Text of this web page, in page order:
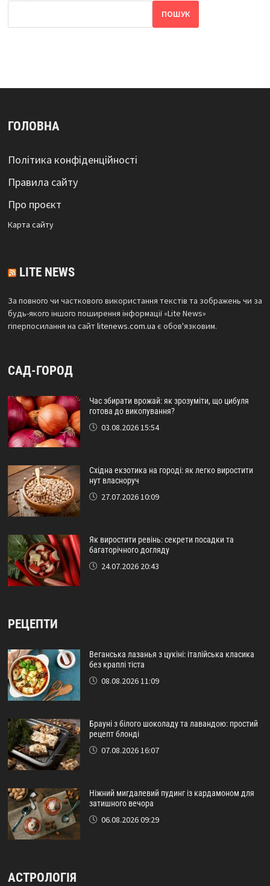
ПОШУК
ГОЛОВНА
Політика конфіденційності
Правила сайту
Про проєкт
Карта сайтy
LITE NEWS
За повного чи часткового використання текстів та зображень чи за
будь-якого іншого поширення інформації «Lite News»
гіперпосилання на сайтlitenews.com.ua є обов'язковим.
САД-ГОРОД
Час збирати врожай: як зрозуміти, що цибуля
готова до викопування?
03.08.2026 15:54
Східна екзотика на городі: як легко виростити
нут власноруч
27.07.2026 10:09
Як виростити ревінь: секрети посадки та
багаторічного догляду
24.07.2026 20:43
РЕЦЕПТИ
Веганська лазанья з цукіні: італійська класика
без краплі тіста
08.08.2026 11:09
Брауні з білого шоколаду та лавандою: простий
рецепт блонді
07.08.2026 16:07
Ніжний мигдалевий пудинг із кардамоном для
затишного вечора
06.08.2026 09:29
АСТРОЛОГІЯ